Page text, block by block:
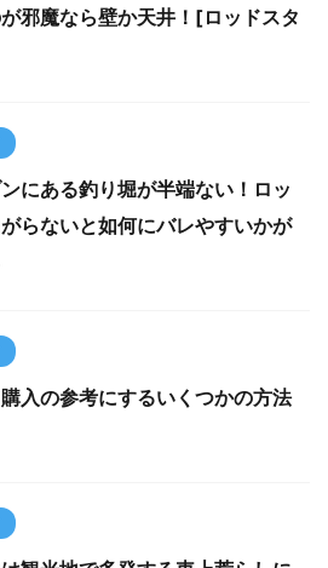
邪魔なら壁か天井！[ロッドスタ
にある釣り堀が半端ない！ロッ
がらないと如何にバレやすいかが
入の参考にするいくつかの方法